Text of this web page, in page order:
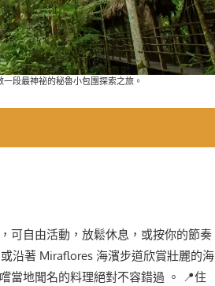
段最神祕的秘魯小包團探索之旅。
可自由活動，放鬆休息，或按你的節奏
沿著 Miraflores 海濱步道欣賞壯麗的海
當地聞名的料理絕對不容錯過 。 📍住